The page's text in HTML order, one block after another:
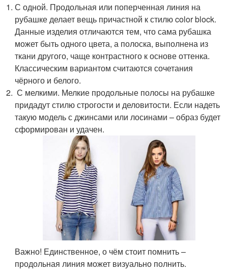
С одной. Продольная или поперченная линия на
рубашке делает вещь причастной к стилю color block.
Данные изделия отличаются тем, что сама рубашка
может быть одного цвета, а полоска, выполнена из
ткани другого, чаще контрастного к основе оттенка.
Классическим вариантом считаются сочетания
чёрного и белого.
С мелкими. Мелкие продольные полосы на рубашке
придадут стилю строгости и деловитости. Если надеть
такую модель с джинсами или лосинами – образ будет
сформирован и удачен.
Важно! Единственное, о чём стоит помнить –
продольная линия может визуально полнить.